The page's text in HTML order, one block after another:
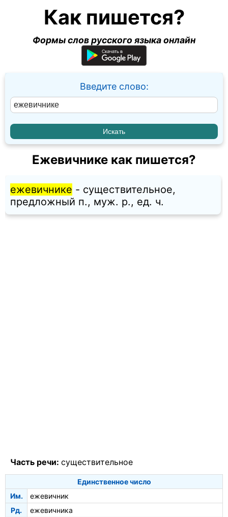
Как пишется?
Формы слов русского языка онлайн
Введите слово:
Ежевичнике как пишется?
ежевичнике - существительное,
предложный п., муж. p., ед. ч.
Часть речи: существительное
Единственное число
Им.
ежевичник
Рд.
ежевичника